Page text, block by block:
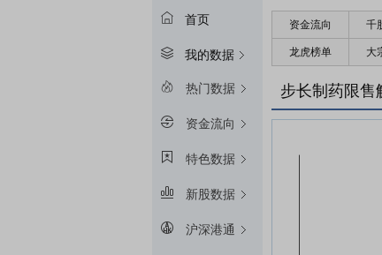
首页
我的数据
热门数据
资金流向
特色数据
新股数据
沪深港通
资金流向 千
龙虎榜单 大
步长制药限售